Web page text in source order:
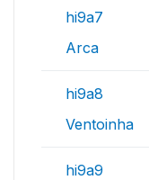
hi9a7
Arca
hi9a8
Ventoinha
hi9a9